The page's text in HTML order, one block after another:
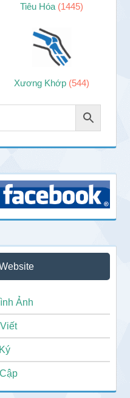
Tiêu Hóa (1445)
Xương Khớp (544)
Ảnh